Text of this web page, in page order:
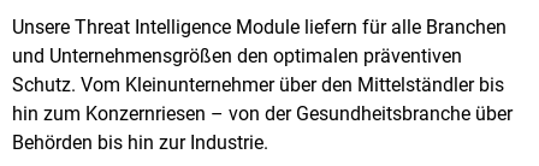
Unsere Threat Intelligence Module liefern für alle Branchen
und Unternehmensgrößen den optimalen präventiven
Schutz. Vom Kleinunternehmer über den Mittelständler bis
hin zum Konzernriesen – von der Gesundheitsbranche über
Behörden bis hin zur Industrie.